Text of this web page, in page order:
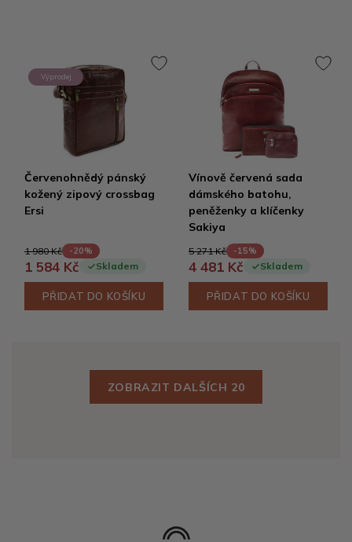
Výprodej
Červenohnědý pánský
kožený zipový crossbag
Ersi
1 980 Kč -20%
1 584 Kč Skladem
PŘIDAT DO KOŠÍKU
Vínově červená sada
dámského batohu,
peněženky a klíčenky
Sakiya
5 271 Kč -15%
4 481 Kč Skladem
PŘIDAT DO KOŠÍKU
ZOBRAZIT DALŠÍCH 20